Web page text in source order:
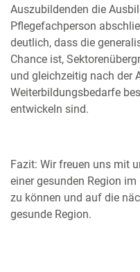
Auszubildenden die
Pflegefachperson
deutlich, dass die
Chance ist,
und gleichzeitig nach der
Weiterbildungsbedarfe
entwickeln sind.
Fazit: Wir freuen uns mit
einer gesunden Region
zu können und auf die
gesunde Region.